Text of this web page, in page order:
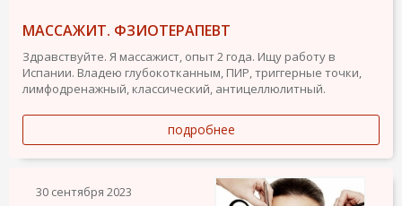
МАССАЖИТ. ФЗИОТЕРАПЕВТ
Здравствуйте. Я массажист, опыт 2 года. Ищу работу в
Испании. Владею глубокотканным, ПИР, триггерные точки,
лимфодренажный, классический, антицеллюлитный.
подробнее
30 сентября 2023